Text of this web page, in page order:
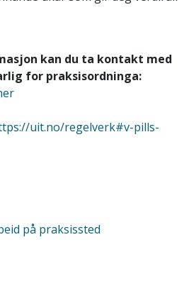
kan du ta kontakt med
for praksisordninga:
uit.no/regelverk#v-pills-
på praksissted